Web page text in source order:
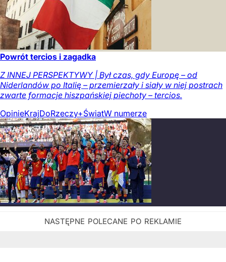
Powrót tercios i zagadka
Z INNEJ PERSPEKTYWY | Był czas, gdy Europę – od
Niderlandów po Italię – przemierzały i siały w niej postrach
zwarte formacje hiszpańskiej piechoty – tercios.
OpinieKrajDoRzeczy+ŚwiatW numerze